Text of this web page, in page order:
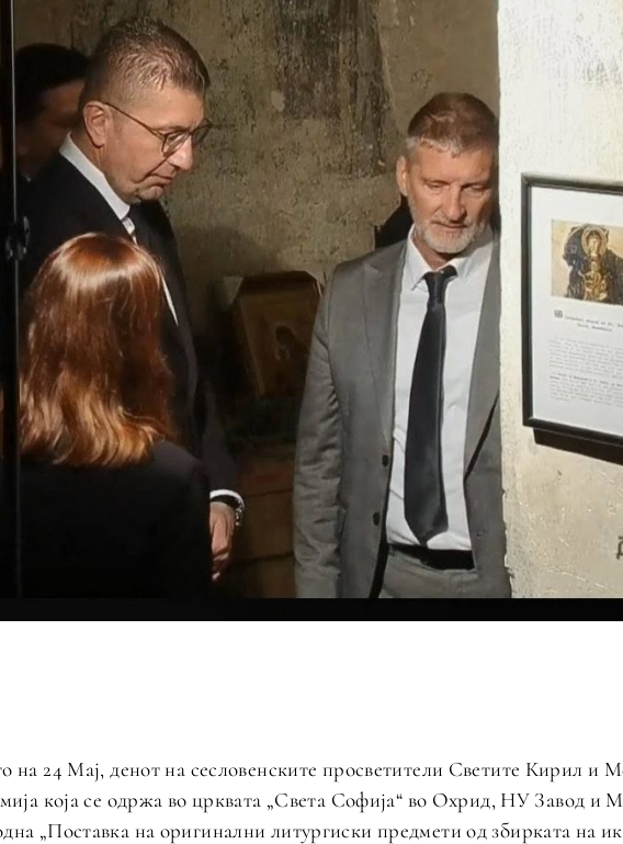
на 24 Мај, денот на сесловенските просветители Светите Кирил и
која се одржа во црквата „Света Софија“ во Охрид, НУ Завод и
„Поставка на оригинални литургиски предмети од збирката на